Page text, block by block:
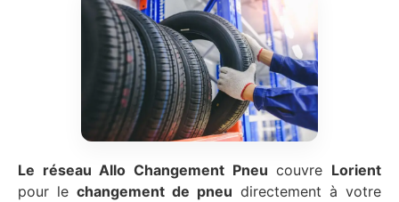
Le réseau Allo Changement Pneu couvre Lorient
pour le changement de pneu directement à votre